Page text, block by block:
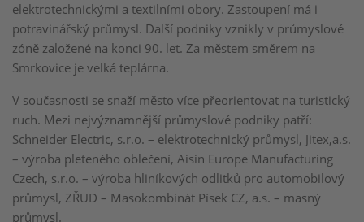
elektrotechnickými a textilními obory. Zastoupení má i
potravinářský průmysl. Další podniky vznikly v průmyslové
zóně založené na konci 90. let. Za městem směrem na
Smrkovice je velká teplárna.
V současnosti se snaží město více přeorientovat na turistický
ruch. Mezi nejvýznamnější průmyslové podniky patří:
Schneider Electric, s.r.o. – elektrotechnický průmysl, Jitex,a.s.
– výroba pleteného oblečení, Aisin Europe Manufacturing
Czech, s.r.o. – výroba hliníkových odlitků pro automobilový
průmysl, ZŘUD – Masokombinát Písek CZ, a.s. – masný
průmysl.